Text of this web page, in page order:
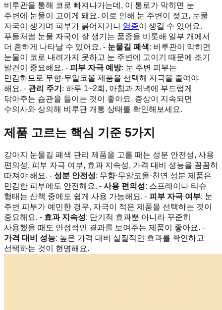
비루관을 통해 코로 빠져나가는데, 이 통로가 막히면 눈
주변에 눈물이 고이게 돼요. 이로 인해 눈 주변이 젖고, 눈물
자국이 생기며 피부가 붉어지거나 염증이 생길 수 있어요.
푸들처럼 눈물 자국이 잘 생기는 품종을 비롯해 일부 개에서
더 흔하게 나타날 수 있어요. - 눈물길 폐색: 비루관이 막히면
눈물이 코로 내려가지 못하고 눈 주변에 고이기 때문에 조기
발견이 중요해요. - 피부 자극 예방: 눈 주변 피부는
민감하므로 무향·무알코올 제품을 선택해 자극을 줄여야
해요. - 관리 주기 : 하루 1~2회, 아침과 저녁에 부드럽게
닦아주는 습관을 들이는 것이 좋아요. 증상이 지속되면
수의사와 상의해 비루관 개통 상태를 확인해보세요.
제품 고르는 핵심 기준 5가지
강아지 눈물길 폐색 관리 제품을 고를 때는 성분 안전성, 사용
편의성, 피부 자극 여부, 효과 지속성, 가격 대비 성능을 꼼꼼히
따져야 해요. - 성분 안전성: 무향·무알코올·천연 성분 제품은
민감한 피부에도 안전해요. - 사용 편의성: 스프레이나 티슈
형태는 산책 중에도 쉽게 사용 가능해요. - 피부 자극 여부: 눈
주변 피부가 예민한 경우, 자극이 적은 제품을 선택하는 것이
중요해요. - 효과 지속성: 단기적 효과뿐 아니라 꾸준히
사용했을 때도 안정적인 결과를 보여주는 제품이 좋아요. -
가격 대비 성능: 높은 가격 대비 실질적인 효과를 확인하고
선택하는 것이 현명해요.